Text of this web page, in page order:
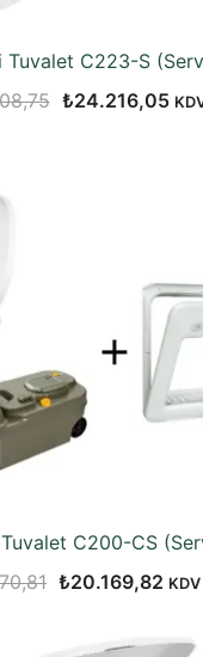
C223-S
Orijinal
₺24.216,05Şu
C200-CS
Orijinal
₺36.170,81.
₺20.169,82 Şu
fiyat: